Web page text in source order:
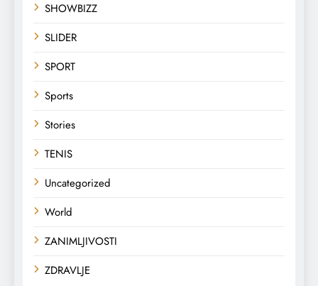
SHOWBIZZ
SLIDER
SPORT
Sports
Stories
TENIS
Uncategorized
World
ZANIMLJIVOSTI
ZDRAVLJE